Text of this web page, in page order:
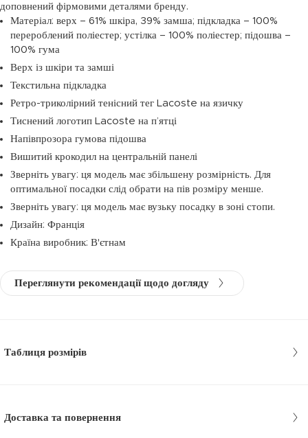
доповнений фірмовими деталями бренду.
Матеріал: верх – 61% шкіра, 39% замша; підкладка – 100%
перероблений поліестер; устілка – 100% поліестер; підошва –
100% гума
Верх із шкіри та замші
Текстильна підкладка
Ретро-триколірний тенісний тег Lacoste на язичку
Тиснений логотип Lacoste на п’ятці
Напівпрозора гумова підошва
Вишитий крокодил на центральній панелі
Зверніть увагу: ця модель має збільшену розмірність. Для
оптимальної посадки слід обрати на пів розміру менше.
Зверніть увагу: ця модель має вузьку посадку в зоні стопи.
Дизайн: Франція
Країна виробник: В'єтнам
Переглянути рекомендації щодо догляду
Таблиця розмірів
Доставка та повернення